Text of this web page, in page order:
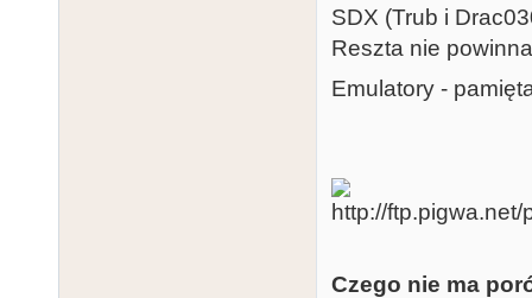
SDX (Trub i
Reszta nie
Emulatory -
Czego nie ma